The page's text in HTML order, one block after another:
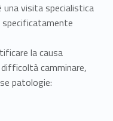
una visita specialistica
la causa
camminare,
patologie: